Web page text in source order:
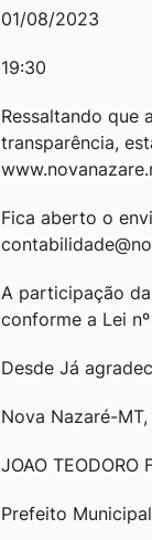
01/08/2023
19:30
Ressaltando que
transparência,
Fica aberto o
A participação
conforme a Lei
Desde Já
Nova Nazaré-
JOAO TEODORO
Prefeito Municipal